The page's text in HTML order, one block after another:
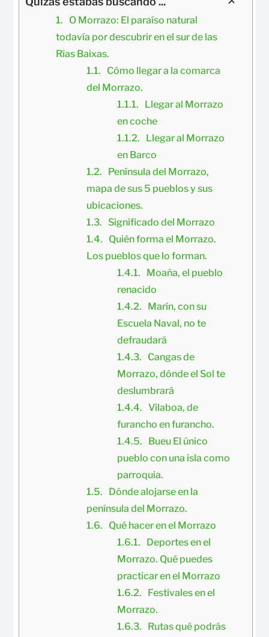
O Morrazo: El paraíso natural
todavía por descubrir en el sur de las
Rías Baixas.
Cómo llegar a la comarca
del Morrazo.
Llegar al Morrazo
en coche
Llegar al Morrazo
en Barco
Península del Morrazo,
mapa de sus 5 pueblos y sus
ubicaciones.
Significado del Morrazo
Quién forma el Morrazo.
Los pueblos que lo forman.
Moaña, el pueblo
renacido
Marín, con su
Escuela Naval, no te
defraudará
Cangas de
Morrazo, dónde el Sol te
deslumbrará
Vilaboa, de
furancho en furancho.
Bueu El único
pueblo con una isla como
parroquia.
Dónde alojarse en la
península del Morrazo.
Qué hacer en el Morrazo
Deportes en el
Morrazo. Qué puedes
practicar en el Morrazo
Festivales en el
Morrazo.
Rutas qué podrás